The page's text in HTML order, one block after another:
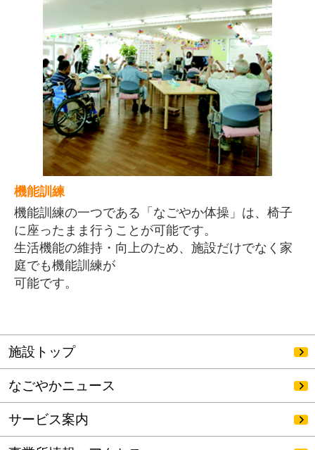
機能訓練
機能訓練の一つである「なごやか体操」は、椅子
に座ったまま行うことが可能です。
生活機能の維持・向上のため、施設だけでなく家
庭でも機能訓練が
可能です。
施設トップ
なごやかニュース
サービス案内